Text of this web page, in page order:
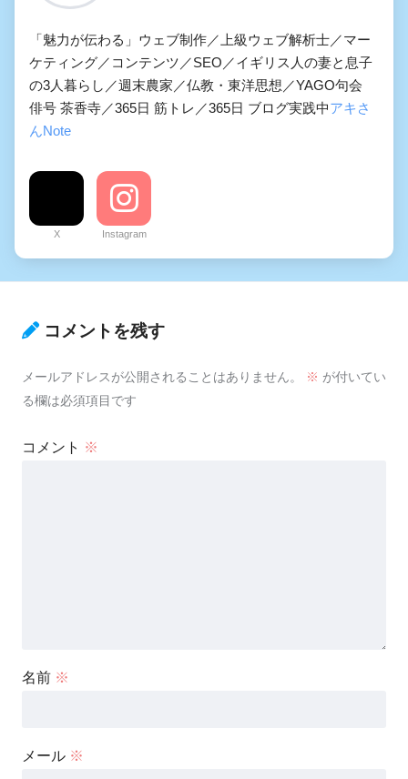
「魅力が伝わる」ウェブ制作／上級ウェブ解析士／マー
ケティング／コンテンツ／SEO／イギリス人の妻と息子
の3人暮らし／週末農家／仏教・東洋思想／YAGO句会
俳号 茶香寺／365日 筋トレ／365日 ブログ実践中アキさ
んNote
X Instagram
コメントを残す
メールアドレスが公開されることはありません。 ※ が付いてい
る欄は必須項目です
コメント ※
名前 ※
メール ※